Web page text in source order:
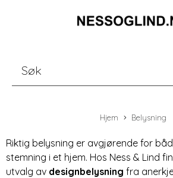
Hjem Belysning
Riktig belysning er avgjørende for
stemning i et hjem. Hos Ness & Lind
utvalg av designbelysning fra